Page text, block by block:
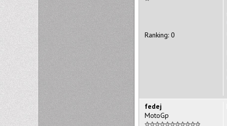
Ranking: 0
fedej
MotoGp